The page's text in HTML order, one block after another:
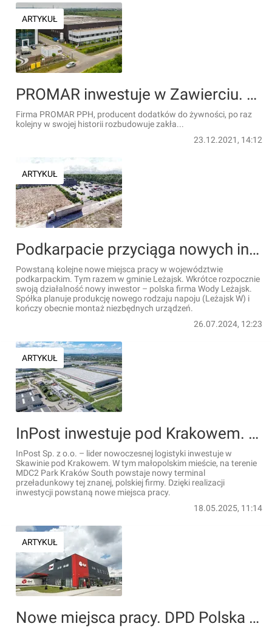
ARTYKUŁ
PROMAR inwestuje w Zawierciu. Będą nowe miejsca pracy
Firma PROMAR PPH, producent dodatków do żywności, po raz
kolejny w swojej historii rozbudowuje zakła...
23.12.2021, 14:12
ARTYKUŁ
Podkarpacie przyciąga nowych inwestorów. Powstaną nowe miejsca pracy!
Powstaną kolejne nowe miejsca pracy w województwie
podkarpackim. Tym razem w gminie Leżajsk. Wkrótce rozpocznie
swoją działalność nowy inwestor – polska firma Wody Leżajsk.
Spółka planuje produkcję nowego rodzaju napoju (Leżajsk W) i
kończy obecnie montaż niezbędnych urządzeń.
26.07.2024, 12:23
ARTYKUŁ
InPost inwestuje pod Krakowem. Powstaną nowe miejsca pracy
InPost Sp. z o.o. – lider nowoczesnej logistyki inwestuje w
Skawinie pod Krakowem. W tym małopolskim mieście, na terenie
MDC2 Park Kraków South powstaje nowy terminal
przeładunkowy tej znanej, polskiej firmy. Dzięki realizacji
inwestycji powstaną nowe miejsca pracy.
18.05.2025, 11:14
ARTYKUŁ
Nowe miejsca pracy. DPD Polska inwestuje w Bydgoszczy